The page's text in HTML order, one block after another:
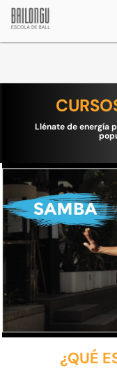
Llénate de energía
¿QUÉ